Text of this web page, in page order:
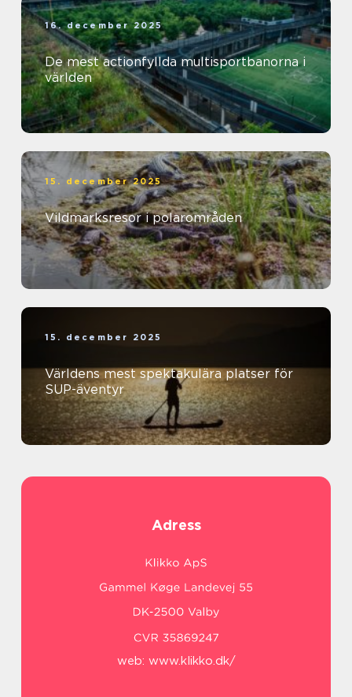
16. december 2025
De mest actionfyllda multisportbanorna i
världen
15. december 2025
Vildmarksresor i polarområden
15. december 2025
Världens mest spektakulära platser för
SUP-äventyr
Adress
web: www.klikko.dk/